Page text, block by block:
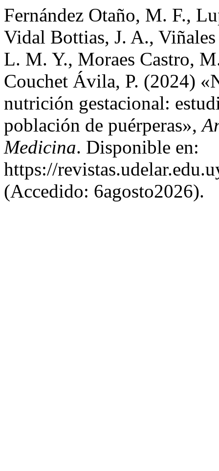
Fernández Otaño, M. F.,
Vidal Bottias, J. A.,
L. M. Y., Moraes Castro,
Couchet Ávila, P. (2024)
nutrición gestacional:
población de puérperas»,
Medicina. Disponible en:
https://
(Accedido: 6agosto2026).